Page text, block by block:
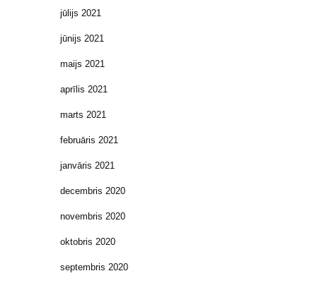
jūlijs 2021
jūnijs 2021
maijs 2021
aprīlis 2021
marts 2021
februāris 2021
janvāris 2021
decembris 2020
novembris 2020
oktobris 2020
septembris 2020